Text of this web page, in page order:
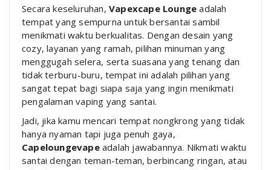
Secara keseluruhan, Vapexcape Lounge adalah
tempat yang sempurna untuk bersantai sambil
menikmati waktu berkualitas. Dengan desain yang
cozy, layanan yang ramah, pilihan minuman yang
menggugah selera, serta suasana yang tenang dan
tidak terburu-buru, tempat ini adalah pilihan yang
sangat tepat bagi siapa saja yang ingin menikmati
pengalaman vaping yang santai.
Jadi, jika kamu mencari tempat nongkrong yang tidak
hanya nyaman tapi juga penuh gaya,
Capeloungevapeadalah jawabannya. Nikmati waktu
santai dengan teman-teman, berbincang ringan, atau